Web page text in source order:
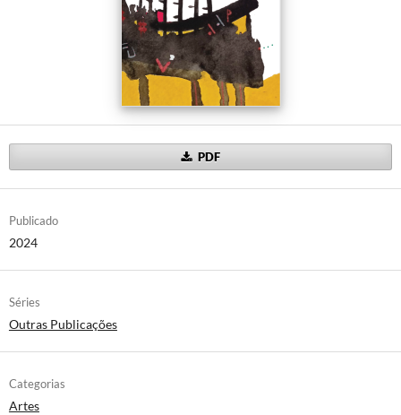
PDF
Publicado
2024
Séries
Outras Publicações
Categorias
Artes